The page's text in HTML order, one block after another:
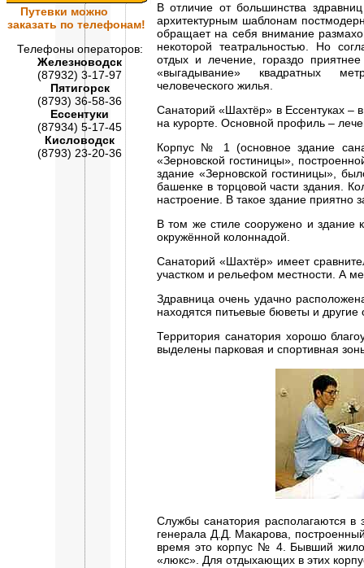
Путевки можно
заказать по телефонам!
Телефоны операторов:
Железноводск
(87932) 3-17-97
Пятигорск
(8793) 36-58-36
Ессентуки
(87934) 5-17-45
Кисловодск
(8793) 23-20-36
В отличие от большинства
архитектурным шаблонам
обращает на себя внимание
некоторой театральностью. Но
отдых и лечение, гораздо
«выгадывание» квадратных
человеческого жилья.
Санаторий «Шахтёр» в Ессентуках –
на курорте. Основной профиль –
Корпус № 1 (основное здание
«Зерновской гостиницы»,
здание «Зерновской гостиницы»,
башенке в торцовой части здания.
настроение. В такое здание приятно
В том же стиле сооружено и здание
окружённой колоннадой.
Санаторий «Шахтёр» имеет
участком и рельефом местности. А
Здравница очень удачно
находятся питьевые бюветы и
Территория санатория хорошо
выделены парковая и спортивная
Службы санатория располагаются в
генерала Д.Д. Макарова,
время это корпус № 4. Бывший
«люкс». Для отдыхающих в этих